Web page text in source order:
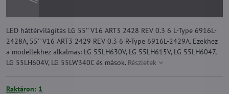
LED háttérvilágítás LG 55’’ V16 ART3 2428 REV 0.3 6 L-Type 6916L-
2428A, 55’’ V16 ART3 2429 REV 0.3 6 R-Type 6916L-2429A. Ezekhez
a modellekhez alkalmas: LG 55LH630V, LG 55LH615V, LG 55LH6047,
LG 55LH604V, LG 55LW340C és mások. Részletek
Raktáron: 1